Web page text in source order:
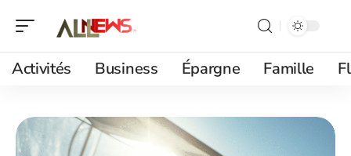
Activités Business Épargne Famille